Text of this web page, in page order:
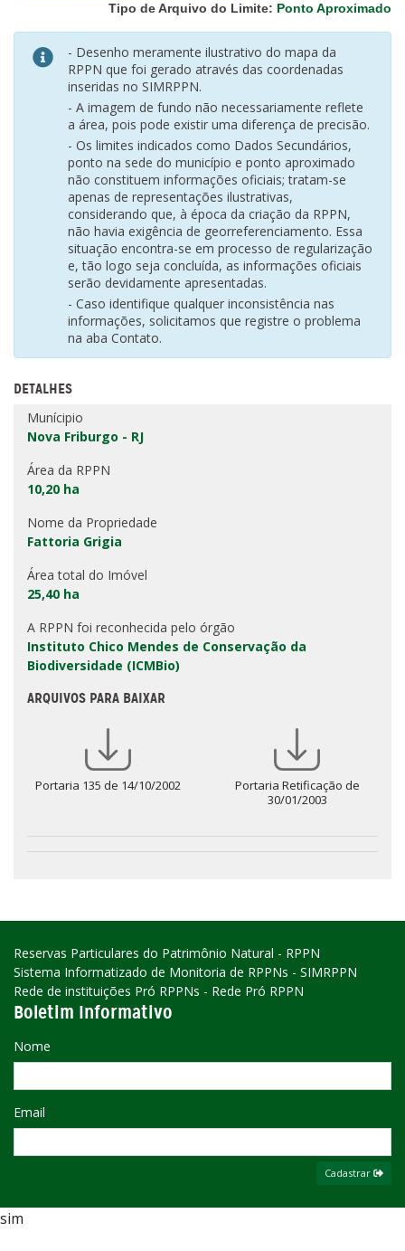
Tipo de Arquivo do Limite: Ponto Aproximado
- Desenho meramente ilustrativo do mapa da
RPPN que foi gerado através das coordenadas
inseridas no SIMRPPN.
- A imagem de fundo não necessariamente reflete
a área, pois pode existir uma diferença de precisão.
- Os limites indicados como Dados Secundários,
ponto na sede do município e ponto aproximado
não constituem informações oficiais; tratam-se
apenas de representações ilustrativas,
considerando que, à época da criação da RPPN,
não havia exigência de georreferenciamento. Essa
situação encontra-se em processo de regularização
e, tão logo seja concluída, as informações oficiais
serão devidamente apresentadas.
- Caso identifique qualquer inconsistência nas
informações, solicitamos que registre o problema
na aba Contato.
DETALHES
Munícipio
Nova Friburgo - RJ
Área da RPPN
10,20 ha
Nome da Propriedade
Fattoria Grigia
Área total do Imóvel
25,40 ha
A RPPN foi reconhecida pelo órgão
Instituto Chico Mendes de Conservação da
Biodiversidade (ICMBio)
ARQUIVOS PARA BAIXAR
Portaria 135 de 14/10/2002
Portaria Retificação de
30/01/2003
Reservas Particulares do Patrimônio Natural - RPPN
Sistema Informatizado de Monitoria de RPPNs - SIMRPPN
Rede de instituições Pró RPPNs - Rede Pró RPPN
Boletim Informativo
Nome
Email
Cadastrar
sim